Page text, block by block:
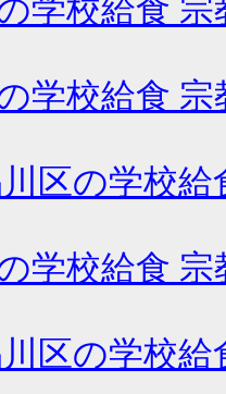
学校給食
学校給食
川区の学校
学校給食
川区の学校